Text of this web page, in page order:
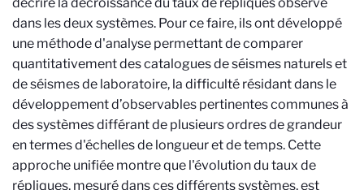
dans les deux systèmes. Pour ce faire, ils ont développé
une méthode d'analyse permettant de comparer
quantitativement des catalogues de séismes naturels et
de séismes de laboratoire, la difficulté résidant dans le
développement d’observables pertinentes communes à
des systèmes différant de plusieurs ordres de grandeur
en termes d'échelles de longueur et de temps. Cette
approche unifiée montre que l'évolution du taux de
répliques, mesuré dans ces différents systèmes, est